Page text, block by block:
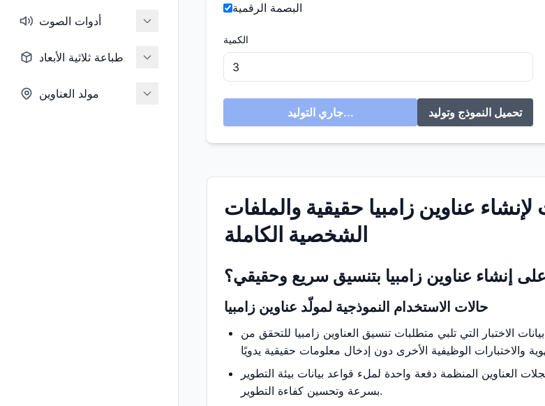
أدوات الصوت
طباعة ثلاثية الأبعاد
مولد العناوين
البصمة الرقمية
الكمية
جاري التوليد... تحميل النموذج وتوليد
لإنشاء عناوين زامبيا حقيقية والملفات
الشخصية الكاملة
إنشاء عناوين زامبيا بتنسيق سريع وحقيقي؟
حالات الاستخدام النموذجية لمولّد عناوين زامبيا
الاختبار التي تلبي متطلبات تنسيق العناوين زامبيا للتحقق من
العناوين المنظمة دفعة واحدة لملء قواعد بيانات بيئة التطوير
بسرعة وتحسين كفاءة التطوير.